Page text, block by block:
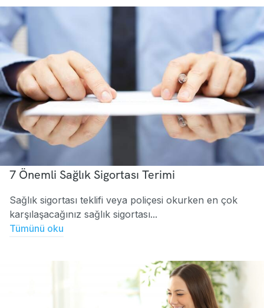
7 Önemli Sağlık Sigortası Terimi
Sağlık sigortası teklifi veya poliçesi okurken en çok
karşılaşacağınız sağlık sigortası...
Tümünü oku